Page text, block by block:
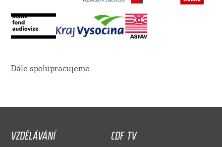
Dále spolupracujeme
VZDĚLÁVÁNÍ
CDF TV